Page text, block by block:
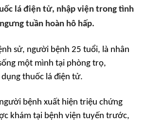
lá điện tử, nhập viện trong tình
tuần hoàn hô hấp.
sử, người bệnh 25 tuổi, là nhân
một mình tại phòng trọ,
thuốc lá điện tử.
bệnh xuất hiện triệu chứng
khám tại bệnh viện tuyến trước,